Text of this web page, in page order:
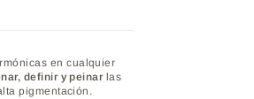
en cualquier
definir y peinarlas
pigmentación.